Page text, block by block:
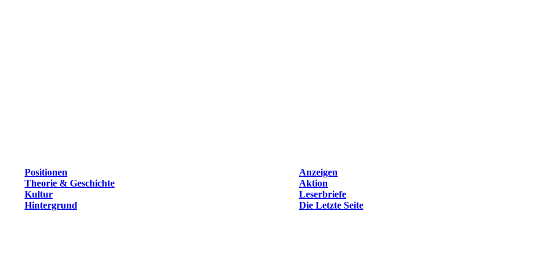
Positionen
Anzeigen
Theorie & Geschichte
Aktion
Kultur
Leserbriefe
Hintergrund Die Letzte Seite